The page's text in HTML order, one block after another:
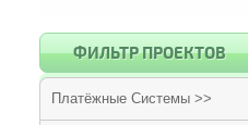
ФИЛЬТР ПРОЕКТОВ
Платёжные Системы >>